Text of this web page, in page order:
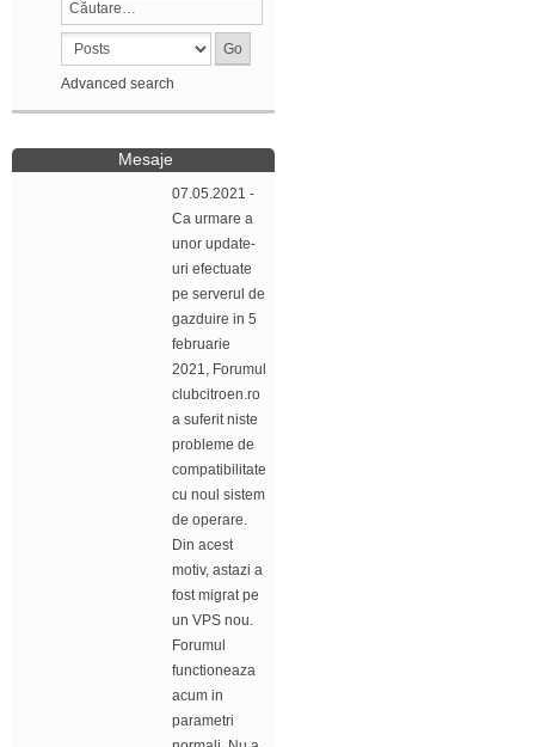
Advanced search
Mesaje
07.05.2021 -
Ca urmare a
unor update-
uri efectuate
pe serverul de
gazduire in 5
februarie
2021, Forumul
clubcitroen.ro
a suferit niste
probleme de
compatibilitate
cu noul sistem
de operare.
Din acest
motiv, astazi a
fost migrat pe
un VPS nou.
Forumul
functioneaza
acum in
parametri